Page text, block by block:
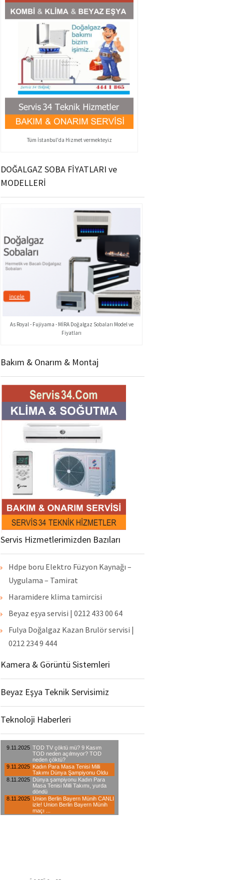
Tüm İstanbul'da Hizmet vermekteyiz
DOĞALGAZ SOBA FİYATLARI ve
MODELLERİ
As Royal - Fujiyama - MİRA Doğalgaz Sobaları Model ve
Fiyatları
Bakım & Onarım & Montaj
Servis Hizmetlerimizden Bazıları
Hdpe boru Elektro Füzyon Kaynağı –
Uygulama – Tamirat
Haramidere klima tamircisi
Beyaz eşya servisi | 0212 433 00 64
Fulya Doğalgaz Kazan Brulör servisi |
0212 234 9 444
Kamera & Görüntü Sistemleri
Beyaz Eşya Teknik Servisimiz
Teknoloji Haberleri